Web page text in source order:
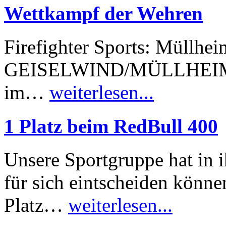
Wettkampf der Wehren
Firefighter Sports:
GEISELWIND/
im… weiterlesen...
1 Platz beim RedBull 400
Unsere Sportgruppe hat
für sich eintscheiden
Platz… weiterlesen...